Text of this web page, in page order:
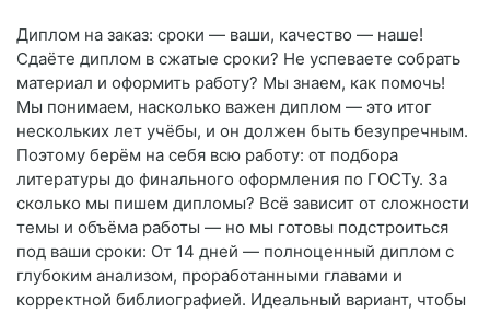
Диплом на заказ: сроки — ваши, качество — наше!
Сдаёте диплом в сжатые сроки? Не успеваете собрать
материал и оформить работу? Мы знаем, как помочь!
Мы понимаем, насколько важен диплом — это итог
нескольких лет учёбы, и он должен быть безупречным.
Поэтому берём на себя всю работу: от подбора
литературы до финального оформления по ГОСТу. За
сколько мы пишем дипломы? Всё зависит от сложности
темы и объёма работы — но мы готовы подстроиться
под ваши сроки: От 14 дней — полноценный диплом с
глубоким анализом, проработанными главами и
корректной библиографией. Идеальный вариант, чтобы